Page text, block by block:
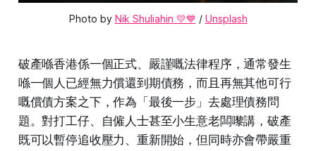
Photo by Nik Shuliahin 💛💙 / Unsplash
破產喺香港係一個正式、嚴謹嘅法律程序，通常發生
喺一個人已經無力償還到期債務，而且再無其他可行
嘅償債方案之下，作為「最後一步」去處理債務問
題。對打工仔、自僱人士甚至小生意老闆嚟講，破產
既可以暫停追收壓力、重新開始，但同時亦會帶嚴重